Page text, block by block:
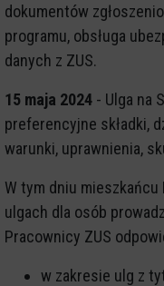
dokumentów
programu, obsługa
danych z ZUS.
15 maja 2024 - Ulga na
preferencyjne składki,
warunki, uprawnienia,
W tym dniu
ulgach dla osób
Pracownicy ZUS
w zakresie ulg z